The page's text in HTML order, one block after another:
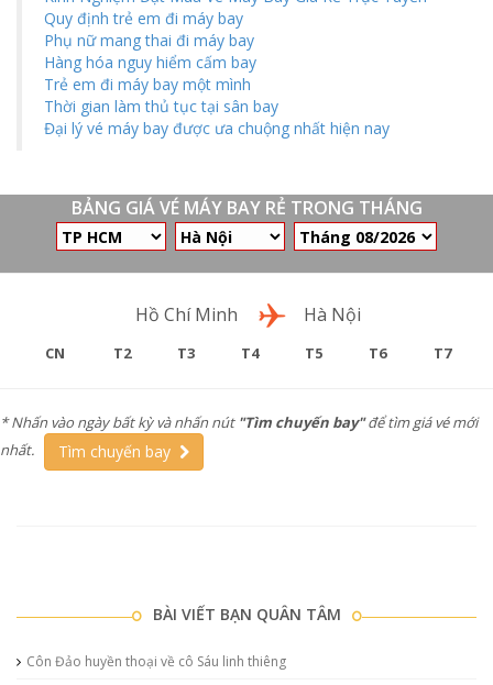
Quy định trẻ em đi máy bay
Phụ nữ mang thai đi máy bay
Hàng hóa nguy hiểm cấm bay
Trẻ em đi máy bay một mình
Thời gian làm thủ tục tại sân bay
Đại lý vé máy bay được ưa chuộng nhất hiện nay
BẢNG GIÁ VÉ MÁY BAY RẺ TRONG THÁNG
Hồ Chí Minh Hà Nội
CN T2 T3 T4 T5 T6 T7
* Nhấn vào ngày bất kỳ và nhấn nút "Tìm chuyến bay"để tìm giá vé mới
nhất.
Tìm chuyến bay
BÀI VIẾT BẠN QUÂN TÂM
Côn Đảo huyền thoại về cô Sáu linh thiêng